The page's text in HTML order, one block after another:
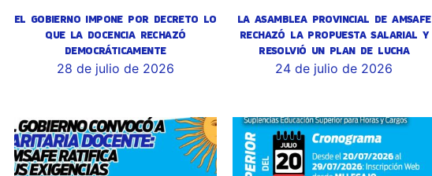
EL GOBIERNO IMPONE POR DECRETO LO
QUE LA DOCENCIA RECHAZÓ
DEMOCRÁTICAMENTE
28 de julio de 2026
LA ASAMBLEA PROVINCIAL DE AMSAFE
RECHAZÓ LA PROPUESTA SALARIAL Y
RESOLVIÓ UN PLAN DE LUCHA
24 de julio de 2026